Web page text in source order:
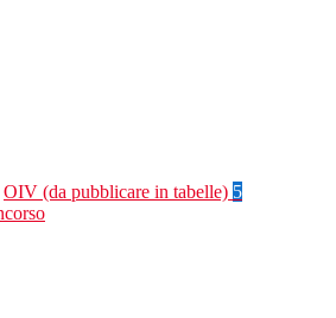
OIV (da pubblicare in tabelle) 5